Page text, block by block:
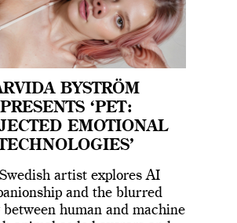
BYSTRÖM
PRESENTS ‘PET:
EMOTIONAL
artist explores AI
and the blurred
human and machine